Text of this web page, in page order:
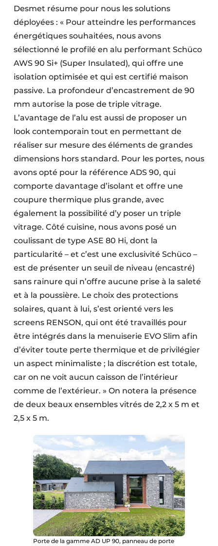
Desmet résume pour nous les solutions
déployées : « Pour atteindre les performances
énergétiques souhaitées, nous avons
sélectionné le profilé en alu performant Schüco
AWS 90 Si+ (Super Insulated), qui offre une
isolation optimisée et qui est certifié maison
passive. La profondeur d’encastrement de 90
mm autorise la pose de triple vitrage.
L’avantage de l’alu est aussi de proposer un
look contemporain tout en permettant de
réaliser sur mesure des éléments de grandes
dimensions hors standard. Pour les portes, nous
avons opté pour la référence ADS 90, qui
comporte davantage d’isolant et offre une
coupure thermique plus grande, avec
également la possibilité d’y poser un triple
vitrage. Côté cuisine, nous avons posé un
coulissant de type ASE 80 Hi, dont la
particularité – et c’est une exclusivité Schüco –
est de présenter un seuil de niveau (encastré)
sans rainure qui n’offre aucune prise à la saleté
et à la poussière. Le choix des protections
solaires, quant à lui, s’est orienté vers les
screens RENSON, qui ont été travaillés pour
être intégrés dans la menuiserie EVO Slim afin
d’éviter toute perte thermique et de privilégier
un aspect minimaliste ; la discrétion est totale,
car on ne voit aucun caisson de l’intérieur
comme de l’extérieur. » On notera la présence
de deux beaux ensembles vitrés de 2,2 x 5 m et
2,5 x 5 m.
Porte de la gamme AD UP 90, panneau de porte